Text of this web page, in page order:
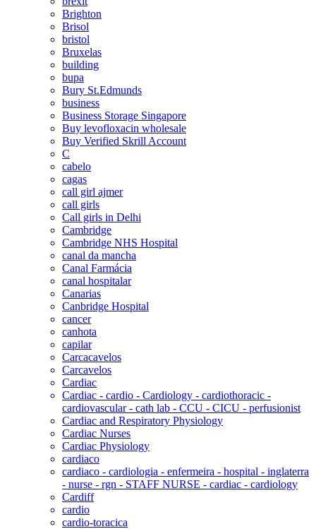
Brighton
Brisol
bristol
Bruxelas
building
bupa
Bury St.Edmunds
business
Business Storage Singapore
Buy levofloxacin wholesale
Buy Verified Skrill Account
C
cabelo
cagas
call girl ajmer
call girls
Call girls in Delhi
Cambridge
Cambridge NHS Hospital
canal da mancha
Canal Farmácia
canal hospitalar
Canarias
Canbridge Hospital
cancer
canhota
capilar
Carcacavelos
Carcavelos
Cardiac
Cardiac - cardio - Cardiology - cardiothoracic -
cardiovascular - cath lab - CCU - CICU - perfusionist
Cardiac and Respiratory Physiology
Cardiac Nurses
Cardiac Physiology
cardiaco
cardiaco - cardiologia - enfermeira - hospital - inglaterra
- nurse - rgn - STAFF NURSE - cardiac - cardiology
Cardiff
cardio
cardio-toracica